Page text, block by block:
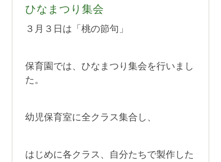
ひなまつり集会
３月３日は「桃の節句」
保育園では、ひなまつり集会を行いまし
た。
幼児保育室に全クラス集合し、
はじめに各クラス、自分たちで製作した